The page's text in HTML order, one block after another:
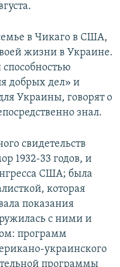
в Чикаго в США,
жизни в Украине.
добрых дел» и
Украины, говорят о
знал.
свидетельств
1932-33 годов, и
США; была
которая
показания
с ними и
программ
украинского
программы